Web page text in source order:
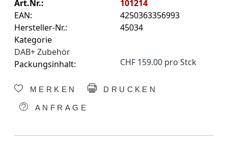
Art.Nr.:
101214
EAN:
4250363356993
Hersteller-Nr.:
45034
Kategorie
DAB+ Zubehör
Packungsinhalt:
CHF 159.00 pro Stck
MERKEN DRUCKEN
ANFRAGE